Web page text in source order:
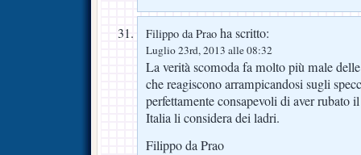
Filippo da Prao ha scritto:
Luglio 23rd, 2013 alle 08:32
La verità scomoda fa molto più male
che reagiscono arrampicandosi sugli
perfettamente consapevoli di aver rubato
Italia li considera dei ladri.
Filippo da Prao